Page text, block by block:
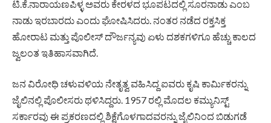
ಟಿ.ಕೆ.ನಾರಾಯಣಪಿಳ್ಳ ಅವರು ಕೇರಳದ ಭೂಪಟದಲ್ಲಿ ಸೂರನಾಡು ಎಂಬ
ನಾಡು ಇರಬಾರದು ಎಂದು ಘೋಷಿಸಿದರು. ನಂತರ ನಡೆದ ರಕ್ತಸಿಕ್ತ
ಹೋರಾಟ ಮತ್ತು ಪೊಲೀಸ್ ದೌರ್ಜನ್ಯವು ಏಳು ದಶಕಗಳಿಗೂ ಹೆಚ್ಚು ಕಾಲದ
ಜ್ವಲಂತ ಇತಿಹಾಸವಾಗಿದೆ.
ಜನ ವಿರೋಧಿ ಚಳುವಳಿಯ ನೇತೃತ್ವ ವಹಿಸಿದ್ದ ಐವರು ಕೃಷಿ ಕಾರ್ಮಿಕರನ್ನು
ಜೈಲಿನಲ್ಲಿ ಪೊಲೀಸರು ಥಳಿಸಿದ್ದರು. 1957 ರಲ್ಲಿ ಮೊದಲ ಕಮ್ಯುನಿಸ್ಟ್
ಸರ್ಕಾರವು ಈ ಪ್ರಕರಣದಲ್ಲಿ ಶಿಕ್ಷೆಗೊಳಗಾದವರನ್ನು ಜೈಲಿನಿಂದ ಬಿಡುಗಡೆ